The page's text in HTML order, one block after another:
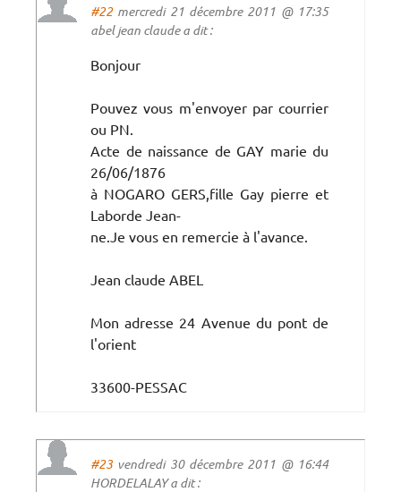
#22mercredi 21 décembre 2011 @ 17:35
abel jean claude a dit :
Bonjour
Pouvez vous m'envoyer par courrier
ou PN.
Acte de naissance de GAY marie du
26/06/1876
à NOGARO GERS,fille Gay pierre et
Laborde Jean-
ne.Je vous en remercie à l'avance.
Jean claude ABEL
Mon adresse 24 Avenue du pont de
l'orient
33600-PESSAC
#23 vendredi 30 décembre 2011 @ 16:44
HORDELALAY a dit :